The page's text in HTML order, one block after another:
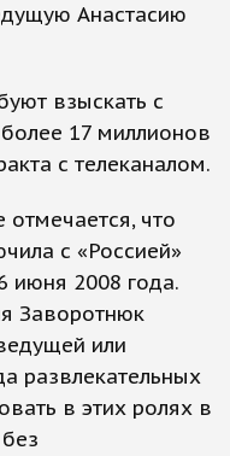
Анастасию
взыскать с
17 миллионов
с телеканалом.
отмечается, что
с «Россией»
июня 2008 года.
Заворотнюк
или
развлекательных
в этих ролях в